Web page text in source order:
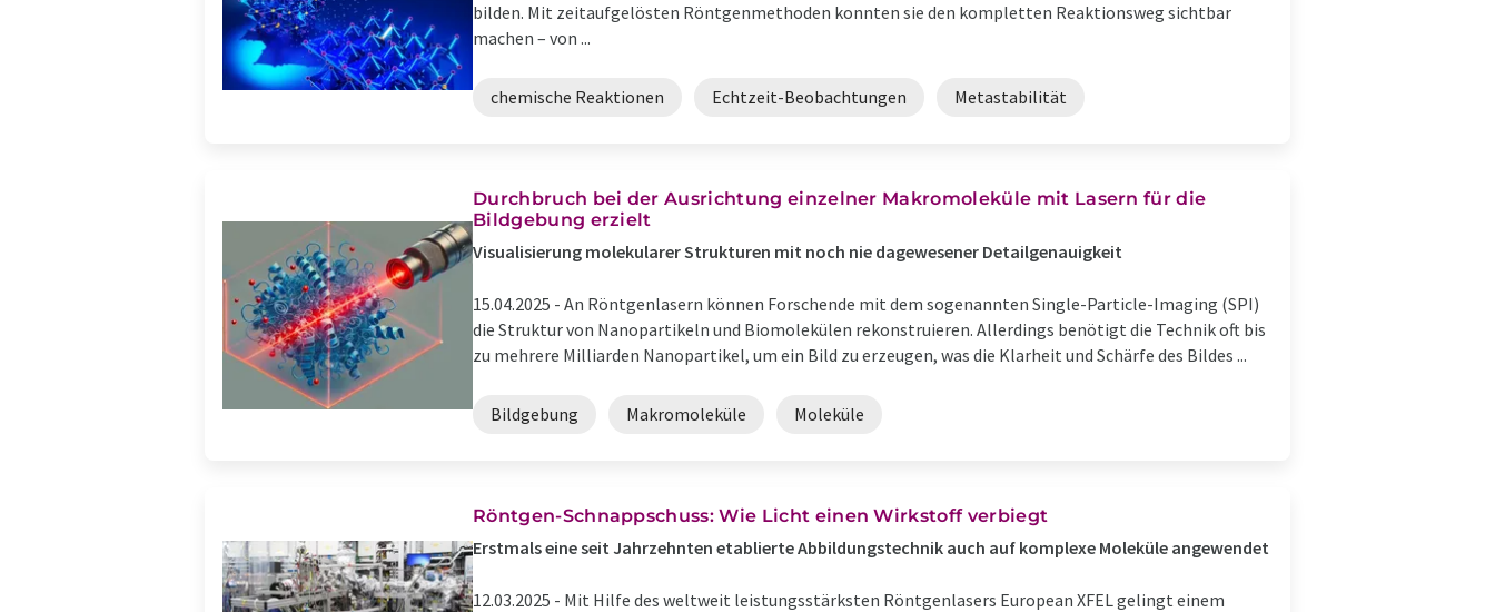
bilden. Mit zeitaufgelösten Röntgenmethoden konnten sie den kompletten Reaktionsweg sichtbar
machen – von ...
chemische Reaktionen Echtzeit-Beobachtungen Metastabilität
Durchbruch bei der Ausrichtung einzelner Makromoleküle mit Lasern für die
Bildgebung erzielt
Visualisierung molekularer Strukturen mit noch nie dagewesener Detailgenauigkeit
15.04.2025 - An Röntgenlasern können Forschende mit dem sogenannten Single-Particle-Imaging (SPI)
die Struktur von Nanopartikeln und Biomolekülen rekonstruieren. Allerdings benötigt die Technik oft bis
zu mehrere Milliarden Nanopartikel, um ein Bild zu erzeugen, was die Klarheit und Schärfe des Bildes ...
Bildgebung Makromoleküle Moleküle
Röntgen-Schnappschuss: Wie Licht einen Wirkstoff verbiegt
Erstmals eine seit Jahrzehnten etablierte Abbildungstechnik auch auf komplexe Moleküle angewendet
12.03.2025 - Mit Hilfe des weltweit leistungsstärksten Röntgenlasers European XFEL gelingt einem